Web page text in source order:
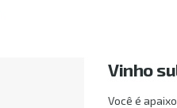
Vinho
Você é